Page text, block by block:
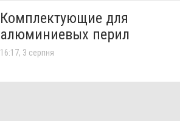
Комплектующие для
алюминиевых перил
16:17, 3 серпня